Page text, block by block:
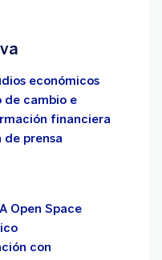
económicos
de cambio e
financiera
de prensa
Open Space
con